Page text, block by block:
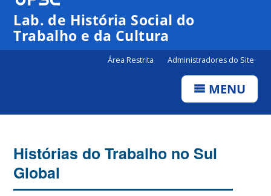
Canais
Lab. de História Social do
Trabalho e da Cultura
Área Restrita Administradores do Site
MENU
Histórias do Trabalho no Sul
Global